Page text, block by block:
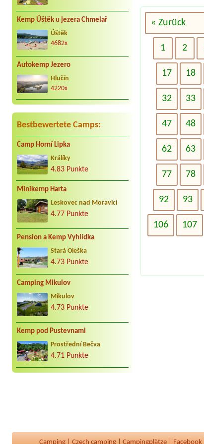
Kemp Úštěk u jezera Chmelař
Úštěk
4682x
Autokemp Jezero
Hlučín
4220x
Bestbewertete Camps:
Camp Horní Lipka
Králíky
4.83 Punkte
Minikemp Harta
Leskovec nad Moravicí
4.77 Punkte
Pension a Kemp Vyhlídka
Stará Oleška
4.73 Punkte
Camping Mikulov
Mikulov
4.73 Punkte
Kemp pod Pustevnami
Prostřední Bečva
4.71 Punkte
« Zurück
1 2
17 18
32 33
47 48
62 63
77 78
92 93
106 107
Camping Czech camping Campingplätze Facebook